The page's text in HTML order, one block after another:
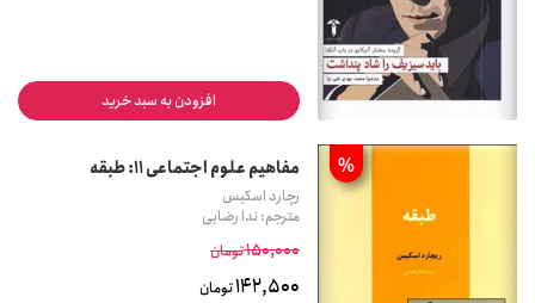
افزودن به سبد خرید
% مفاهیم علوم اجتماعی 11: طبقه
رچارد اسکیس
مترجم: ندا رضایی
150,000تومان
142,500تومان